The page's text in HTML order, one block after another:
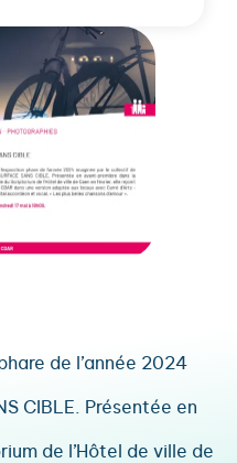
de l’année 2024
CIBLE. Présentée en
de l’Hôtel de ville de